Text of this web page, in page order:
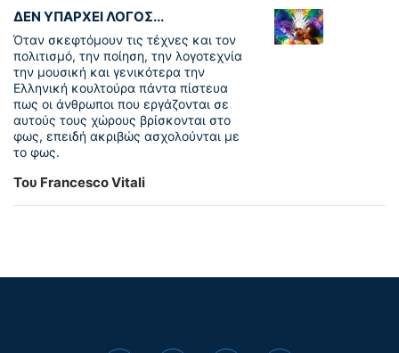
ΔΕΝ ΥΠΑΡΧΕΙ ΛΟΓΟΣ...
Όταν σκεφτόμουν τις τέχνες και τον
πολιτισμό, την ποίηση, την λογοτεχνία
την μουσική και γενικότερα την
Ελληνική κουλτούρα πάντα πίστευα
πως οι άνθρωποι που εργάζονται σε
αυτούς τους χώρους βρίσκονται στο
φως, επειδή ακριβώς ασχολούνται με
το φως.
Του Francesco Vitali